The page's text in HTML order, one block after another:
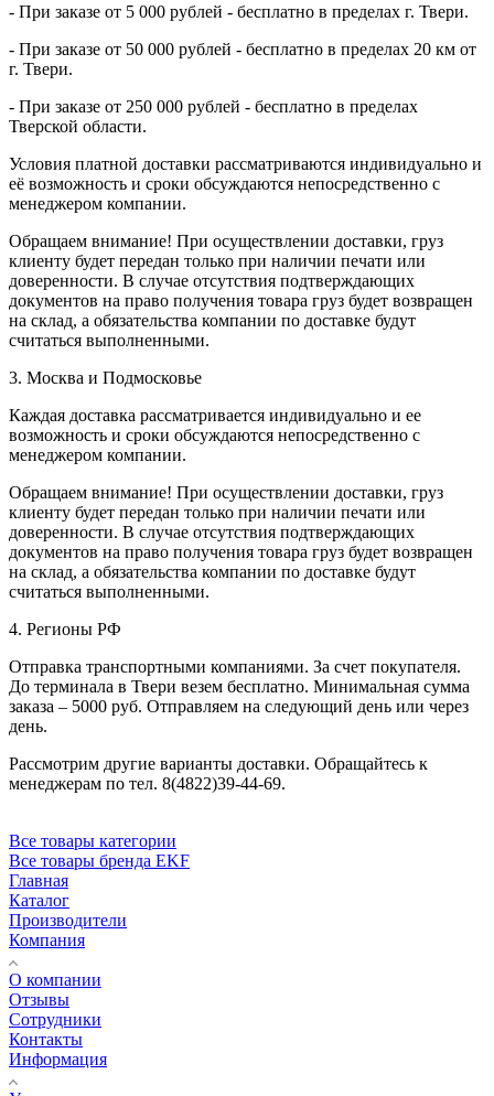
- При заказе от 5 000 рублей - бесплатно в пределах г. Твери.
- При заказе от 50 000 рублей - бесплатно в пределах 20 км от
г. Твери.
- При заказе от 250 000 рублей - бесплатно в пределах
Тверской области.
Условия платной доставки рассматриваются индивидуально и
её возможность и сроки обсуждаются непосредственно с
менеджером компании.
Обращаем внимание! При осуществлении доставки, груз
клиенту будет передан только при наличии печати или
доверенности. В случае отсутствия подтверждающих
документов на право получения товара груз будет возвращен
на склад, а обязательства компании по доставке будут
считаться выполненными.
3. Москва и Подмосковье
Каждая доставка рассматривается индивидуально и ее
возможность и сроки обсуждаются непосредственно с
менеджером компании.
Обращаем внимание! При осуществлении доставки, груз
клиенту будет передан только при наличии печати или
доверенности. В случае отсутствия подтверждающих
документов на право получения товара груз будет возвращен
на склад, а обязательства компании по доставке будут
считаться выполненными.
4. Регионы РФ
Отправка транспортными компаниями. За счет покупателя.
До терминала в Твери везем бесплатно. Минимальная сумма
заказа – 5000 руб. Отправляем на следующий день или через
день.
Рассмотрим другие варианты доставки. Обращайтесь к
менеджерам по тел. 8(4822)39-44-69.
Все товары категории
Все товары бренда EKF
Главная
Каталог
Производители
Компания
О компании
Отзывы
Сотрудники
Контакты
Информация